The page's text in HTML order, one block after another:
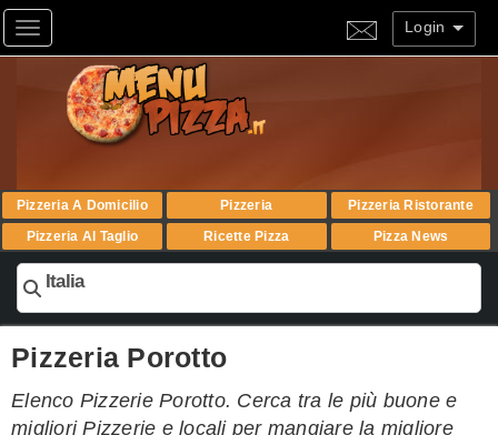
Toggle navigation Login
Pizzeria A Domicilio Pizzeria
Pizzeria Ristorante
Pizzeria Al Taglio
Ricette Pizza Pizza News
Italia
Pizzeria Porotto
Elenco Pizzerie Porotto. Cerca tra le più buone e
migliori Pizzerie e locali per mangiare la migliore